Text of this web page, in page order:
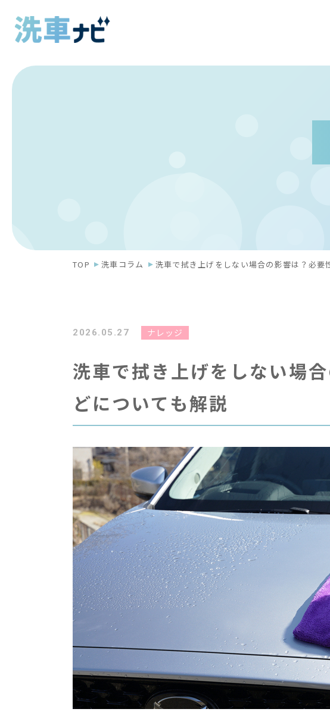
TOP 洗車コラム 洗車で拭き上げをしない場合の影響は？必要
2026.05.27 ナレッジ
洗車で拭き上げをしない場
どについても解説